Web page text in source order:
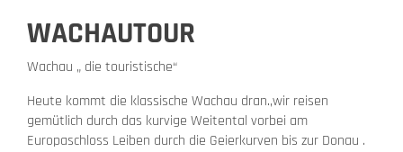
WACHAUTOUR
Wachau „ die touristische“
Heute kommt die klassische Wachau dran.,wir reisen
gemütlich durch das kurvige Weitental vorbei am
Europaschloss Leiben durch die Geierkurven bis zur Donau .